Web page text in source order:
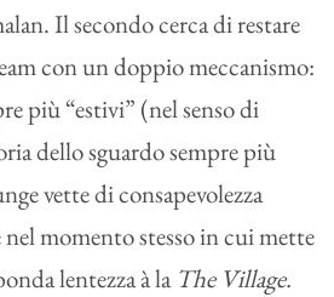
Il secondo cerca di restare
con un doppio meccanismo:
più “estivi” (nel senso di
dello sguardo sempre più
vette di consapevolezza
momento stesso in cui mette
lentezza à la The Village.